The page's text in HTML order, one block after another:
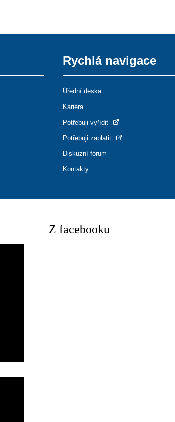
Rychlá navigace
Úřední deska
Kariéra
Potřebuji vyřídit
Potřebuji zaplatit
Diskuzní fórum
Kontakty
Z facebooku